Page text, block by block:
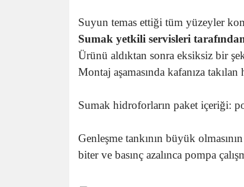
Suyun temas ettiği tüm yüzeyler
Sumak yetkili servisleri
Ürünü aldıktan sonra eksiksiz bir
Montaj aşamasında kafanıza
Sumak hidroforların paket içeriği:
Genleşme tankının büyük
biter ve basınç azalınca pompa